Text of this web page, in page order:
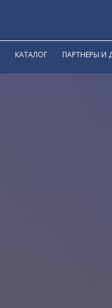
КАТАЛОГ ПАРТНЕРЫ И